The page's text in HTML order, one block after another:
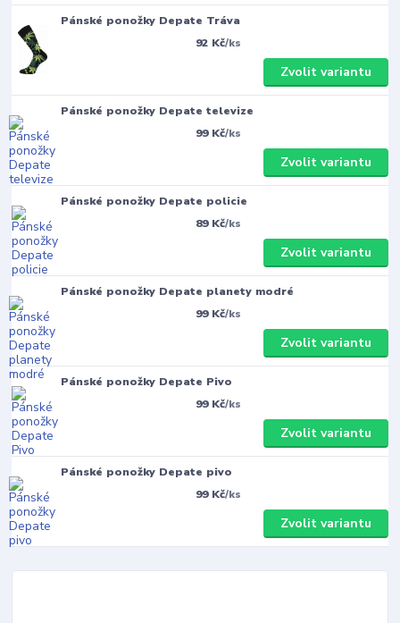
Pánské ponožky Depate Tráva
92 Kč/ks
Zvolit variantu
Pánské ponožky Depate televize
99 Kč/ks
Zvolit variantu
Pánské ponožky Depate policie
89 Kč/ks
Zvolit variantu
Pánské ponožky Depate planety modré
99 Kč/ks
Zvolit variantu
Pánské ponožky Depate Pivo
99 Kč/ks
Zvolit variantu
Pánské ponožky Depate pivo
99 Kč/ks
Zvolit variantu